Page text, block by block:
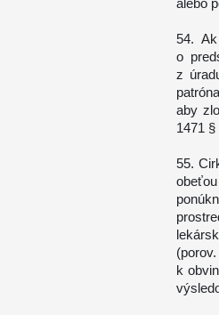
alebo
54.
o
z
aby
1471
55.
k